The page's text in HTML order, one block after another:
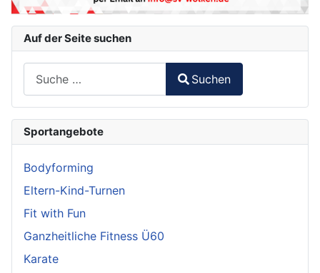
Auf der Seite suchen
Suchen
Sportangebote
Bodyforming
Eltern-Kind-Turnen
Fit with Fun
Ganzheitliche Fitness Ü60
Karate